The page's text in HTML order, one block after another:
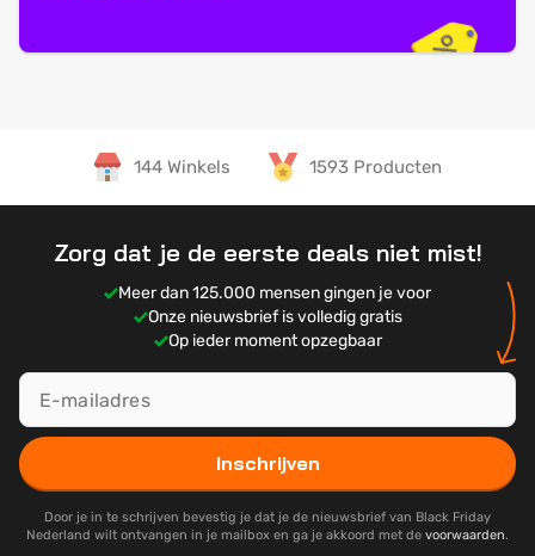
144 Winkels 1593 Producten
Zorg dat je de eerste deals niet mist!
Meer dan 125.000 mensen gingen je voor
Onze nieuwsbrief is volledig gratis
Op ieder moment opzegbaar
Inschrijven
Door je in te schrijven bevestig je dat je de nieuwsbrief van Black Friday
Nederland wilt ontvangen in je mailbox en ga je akkoord met de voorwaarden.